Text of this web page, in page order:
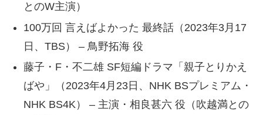
とのW主演）
100万回 言えばよかった 最終話（2023年3月17
日、TBS） – 鳥野拓海 役
藤子・F・不二雄 SF短編ドラマ「親子とりかえ
ばや」（2023年4月23日、NHK BSプレミアム・
NHK BS4K） – 主演・相良甚六 役（吹越満との